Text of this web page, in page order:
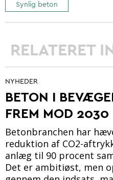
Synlig beton
RELATERET
NYHEDER
BETON I
FREM MOD 2030
Betonbranchen har
reduktion af CO2-
anlæg til 90 procent
Det er ambitiøst, men